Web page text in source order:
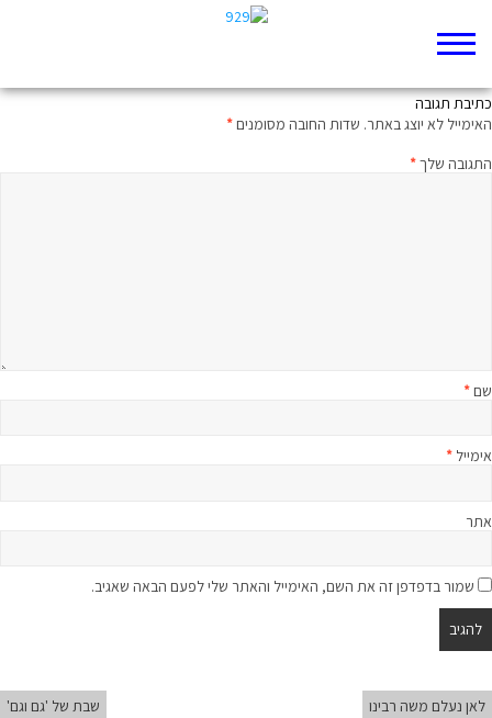
כתיבת תגובה
האימייל לא יוצג באתר. שדות החובה מסומנים*
התגובה שלך*
שם*
אימייל *
אתר
שמור בדפדפן זה את השם, האימייל והאתר שלי לפעם הבאה שאגיב.
לאן נעלם משה רבינו שבת של 'גם וגם'